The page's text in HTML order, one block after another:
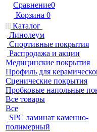
Сравнение0
Корзина 0
Каталог
Линолеум
Спортивные покрытия
Распродажа и акции
Медицинские покрытия
Профиль для
Сценические покрытия
Пробковые напольные
Все товары
Все
SPC ламинат каменно-
полимерный